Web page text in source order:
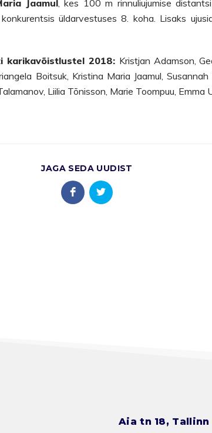
Jaamul , kes 100 m rinnuliujumise
üldarvestuses 8. koha. Lisaks
karikavõistlustel 2018: Kristjan Adamson,
Boitsuk, Kristina Maria Jaamul,
Liilia Tõnisson, Marie Toompuu, Emma
JAGA SEDA UUDIST
Aia tn 18, Tallinn